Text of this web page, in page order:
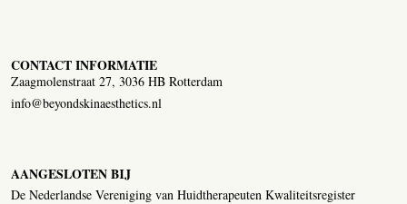
CONTACT INFORMATIE
Zaagmolenstraat 27, 3036 HB Rotterdam
info@beyondskinaesthetics.nl
AANGESLOTEN BIJ
De Nederlandse Vereniging van Huidtherapeuten Kwaliteitsregister